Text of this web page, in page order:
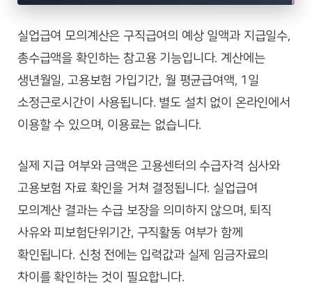
실업급여 모의계산은 구직급여의 예상 일액과 지급일수,
총수급액을 확인하는 참고용 기능입니다. 계산에는
생년월일, 고용보험 가입기간, 월 평균급여액, 1일
소정근로시간이 사용됩니다. 별도 설치 없이 온라인에서
이용할 수 있으며, 이용료는 없습니다.
실제 지급 여부와 금액은 고용센터의 수급자격 심사와
고용보험 자료 확인을 거쳐 결정됩니다. 실업급여
모의계산 결과는 수급 보장을 의미하지 않으며, 퇴직
사유와 피보험단위기간, 구직활동 여부가 함께
확인됩니다. 신청 전에는 입력값과 실제 임금자료의
차이를 확인하는 것이 필요합니다.